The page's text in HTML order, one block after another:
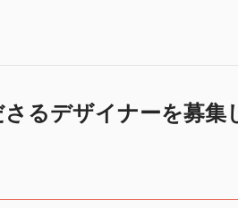
るデザイナーを募集